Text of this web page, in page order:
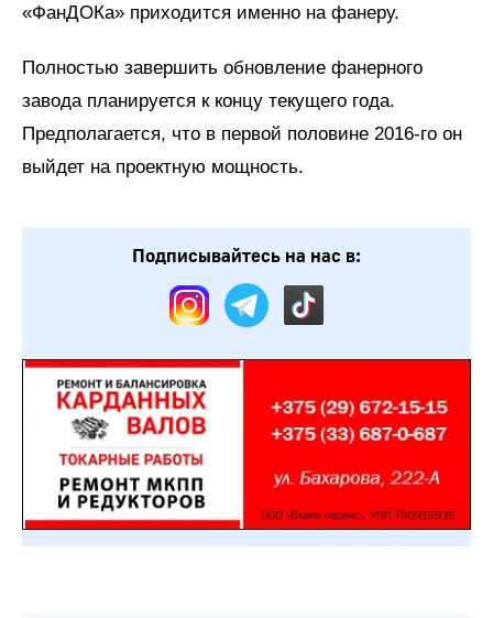
«ФанДОКа» приходится именно на фанеру.
Полностью завершить обновление фанерного
завода планируется к концу текущего года.
Предполагается, что в первой половине 2016-го он
выйдет на проектную мощность.
Подписывайтесь на нас в: